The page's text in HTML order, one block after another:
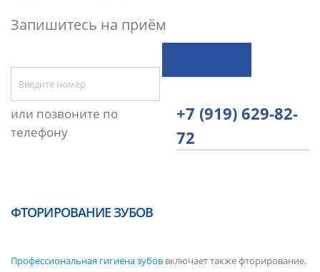
Запишитесь на приём
или позвоните по
телефону
+7 (919) 629-82-
72
ФТОРИРОВАНИЕ ЗУБОВ
Профессиональная гигиена зубов включает также фторирование,